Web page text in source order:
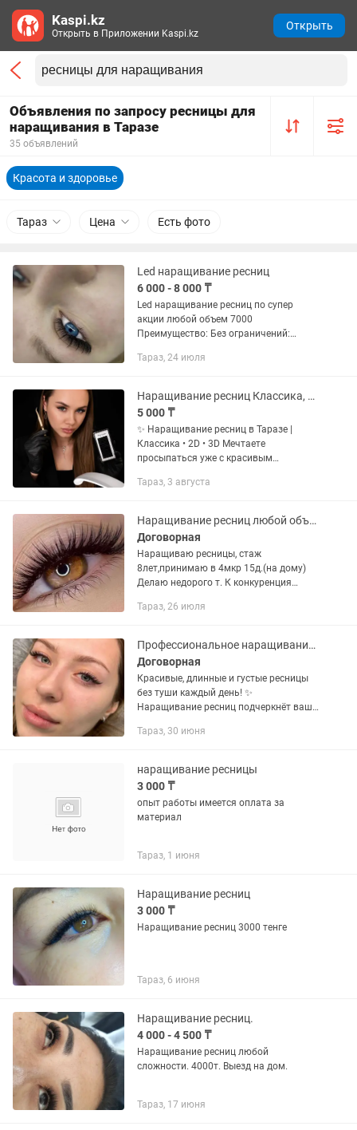
Объявления по запросу ресницы для
наращивания в Таразе
35 объявлений
Красота и здоровье
Тараз Цена Есть фото
Led наращивание ресниц
6 000 - 8 000 ₸
Led наращивание ресниц по супер
акции любой объем 7000
Преимущество: Без ограничений:
баню или солярий сразу же после
«не мочить 24...
Тараз, 24 июля
Наращивание ресниц Классика, 2D, 3D Тараз
5 000 ₸
✨ Наращивание ресниц в Таразе |
Классика • 2D • 3D Мечтаете
просыпаться уже с красивым
рада видеть вас у себя! 💕 Меня зовут
Тараз, 3 августа
Наращивание ресниц любой объем
Договорная
Наращиваю ресницы, стаж
8лет,принимаю в 4мкр 15д.(на дому)
Делаю недорого т. К конкуренция
Тараз, 26 июля
Профессиональное наращивание ресниц
Договорная
Красивые, длинные и густые ресницы
без туши каждый день! ✨
Наращивание ресниц подчеркнёт вашу
выразительным. Используются
безопасный клей....
Тараз, 30 июня
наращивание ресницы
3 000 ₸
опыт работы имеется оплата за
материал
Тараз, 1 июня
Наращивание ресниц
3 000 ₸
Наращивание ресниц 3000 тенге
Тараз, 6 июня
Наращивание ресниц.
4 000 - 4 500 ₸
Наращивание ресниц любой
сложности. 4000т. Выезд на дом.
Тараз, 17 июня
Kaspi.kz
Открыть в Приложении Kaspi.kz
Открыть